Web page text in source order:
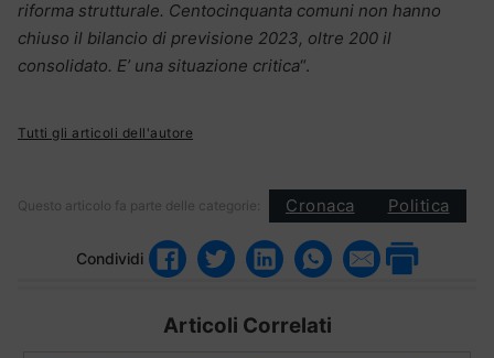
riforma strutturale. Centocinquanta comuni non hanno
chiuso il bilancio di previsione 2023, oltre 200 il
consolidato. E’ una situazione critica“.
Tutti gli articoli dell'autore
Questo articolo fa parte delle categorie: Cronaca Politica
Condividi
Articoli Correlati